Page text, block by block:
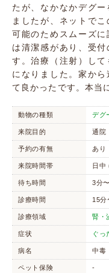
たが、なかなかデグ
ましたが、ネットで
可能のためスムーズ
は清潔感があり、受
す。治療（注射）し
になりました。家か
て良かったです。本当
動物の種類 デグ
来院目的 通院
予約の有無 あり
来院時間帯 日中
待ち時間 3分
診療時間 15分
診療領域 腎・
症状 ぐっ
病名 中毒
ペット保険 -